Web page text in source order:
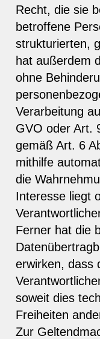
Recht, die sie
betroffene
strukturierten,
hat außerdem
ohne
Verarbeitung
GVO oder Art.
gemäß Art. 6
mithilfe
die
Interesse liegt
Ferner hat die
erwirken, dass
soweit dies
Freiheiten
Zur